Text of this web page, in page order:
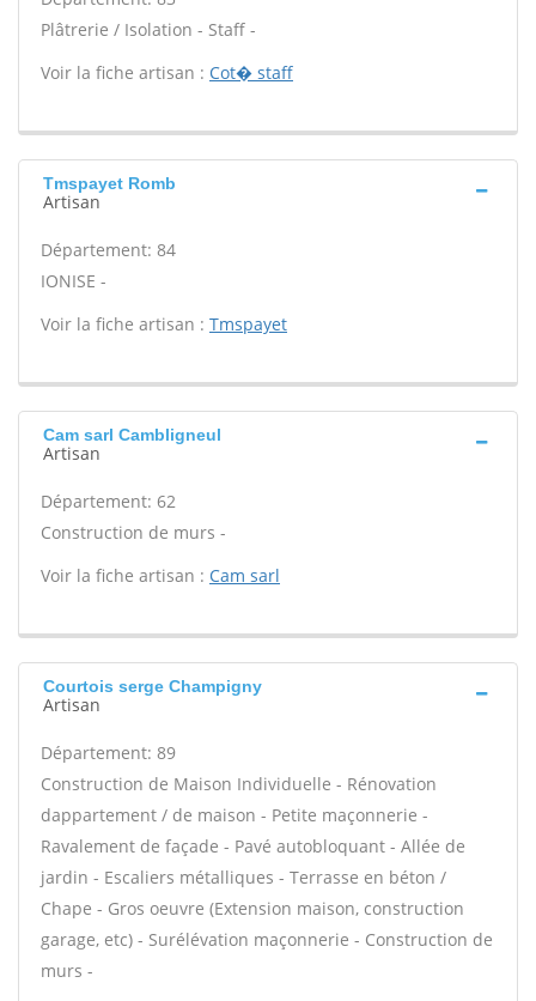
Plâtrerie / Isolation - Staff -
Voir la fiche artisan : Cot� staff
Tmspayet Romb
Artisan
Département: 84
IONISE -
Voir la fiche artisan : Tmspayet
Cam sarl Cambligneul
Artisan
Département: 62
Construction de murs -
Voir la fiche artisan : Cam sarl
Courtois serge Champigny
Artisan
Département: 89
Construction de Maison Individuelle - Rénovation
dappartement / de maison - Petite maçonnerie -
Ravalement de façade - Pavé autobloquant - Allée de
jardin - Escaliers métalliques - Terrasse en béton /
Chape - Gros oeuvre (Extension maison, construction
garage, etc) - Surélévation maçonnerie - Construction de
murs -